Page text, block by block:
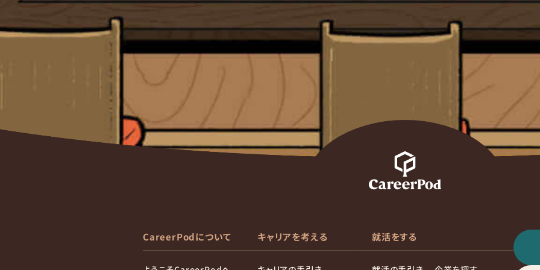
CareerPodについて キャリアを考える 就活をする